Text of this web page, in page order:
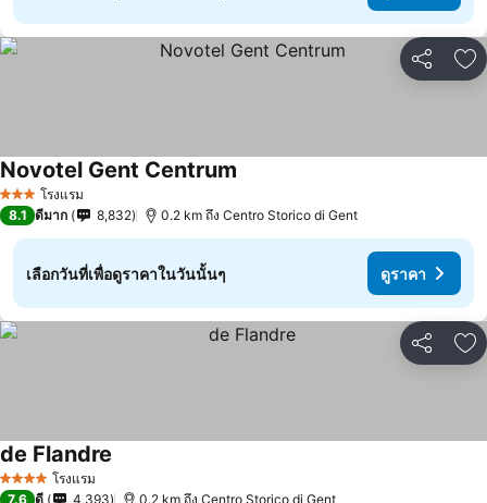
แชร์ เ
3 ดาว โรงแรม
Novotel Gent Centrum
8.1 ดีมาก 8,832 0.2 km ถึง Centro Storico di Gent
เลือกวันที่เพื่อดูราคาในวันนั้นๆ ดูราคา
แชร์ เ
4 ดาว โรงแรม
de Flandre
7.6 ดี 4,393 0.2 km ถึง Centro Storico di Gent